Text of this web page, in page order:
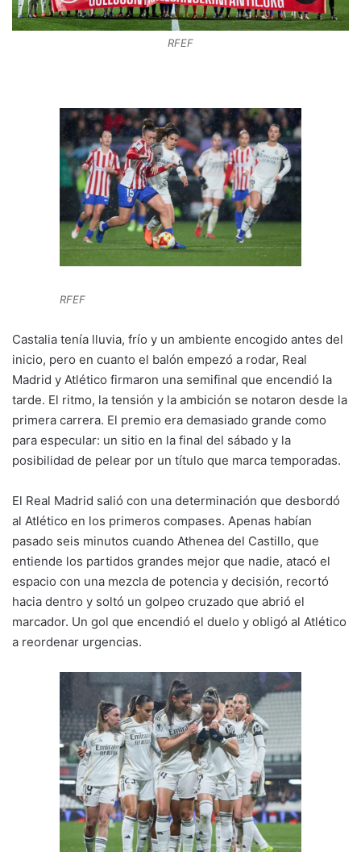
n
o p m
tir
RFEF
RFEF
Castalia tenía lluvia, frío y un ambiente encogido antes del
inicio, pero en cuanto el balón empezó a rodar, Real
Madrid y Atlético firmaron una semifinal que encendió la
tarde. El ritmo, la tensión y la ambición se notaron desde la
primera carrera. El premio era demasiado grande como
para especular: un sitio en la final del sábado y la
posibilidad de pelear por un título que marca temporadas.
El Real Madrid salió con una determinación que desbordó
al Atlético en los primeros compases. Apenas habían
pasado seis minutos cuando Athenea del Castillo, que
entiende los partidos grandes mejor que nadie, atacó el
espacio con una mezcla de potencia y decisión, recortó
hacia dentro y soltó un golpeo cruzado que abrió el
marcador. Un gol que encendió el duelo y obligó al Atlético
a reordenar urgencias.